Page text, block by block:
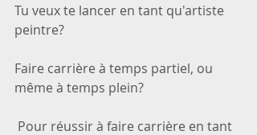
Tu veux te lancer en tant qu'artiste
peintre?
Faire carrière à temps partiel, ou
même à temps plein?